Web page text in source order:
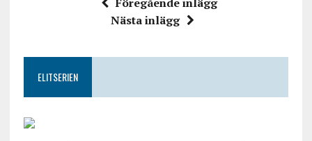
Nästa inlägg
ELITSERIEN